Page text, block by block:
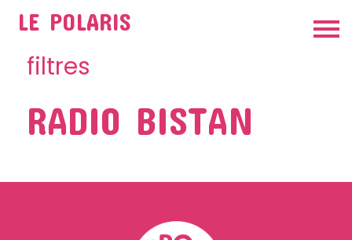
LE POLARIS
filtres
RADIO BISTAN